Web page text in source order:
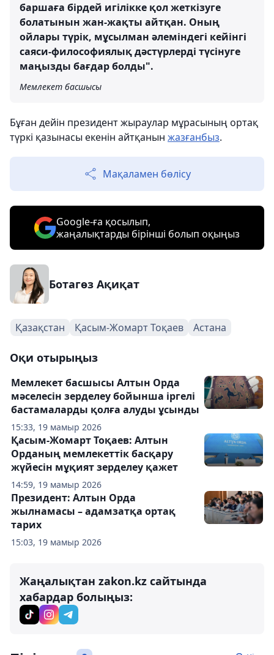
баршаға бірдей игілікке қол жеткізуге
болатынын жан-жақты айтқан. Оның
ойлары түрік, мұсылман әлеміндегі кейінгі
саяси-философиялық дәстүрлерді түсінуге
маңызды бағдар болды".
Мемлекет басшысы
Бұған дейін президент жыраулар мұрасының ортақ
түркі қазынасы екенін айтқанын жазғанбыз.
Мақаламен бөлісу
Google-ға қосылып,
жаңалықтарды бірінші болып оқыңыз
Ботагөз Ақиқат
Қазақстан Қасым-Жомарт Тоқаев Астана
Оқи отырыңыз
15:33, 19 мамыр 2026
Мемлекет басшысы Алтын Орда
мәселесін зерделеу бойынша іргелі
бастамаларды қолға алуды ұсынды
14:59, 19 мамыр 2026
️Қасым-Жомарт Тоқаев: Алтын
Орданың мемлекеттік басқару
жүйесін мұқият зерделеу қажет
15:03, 19 мамыр 2026
️Президент: Алтын Орда
жылнамасы – адамзатқа ортақ
тарих
Жаңалықтан zakon.kz сайтында
хабардар болыңыз: